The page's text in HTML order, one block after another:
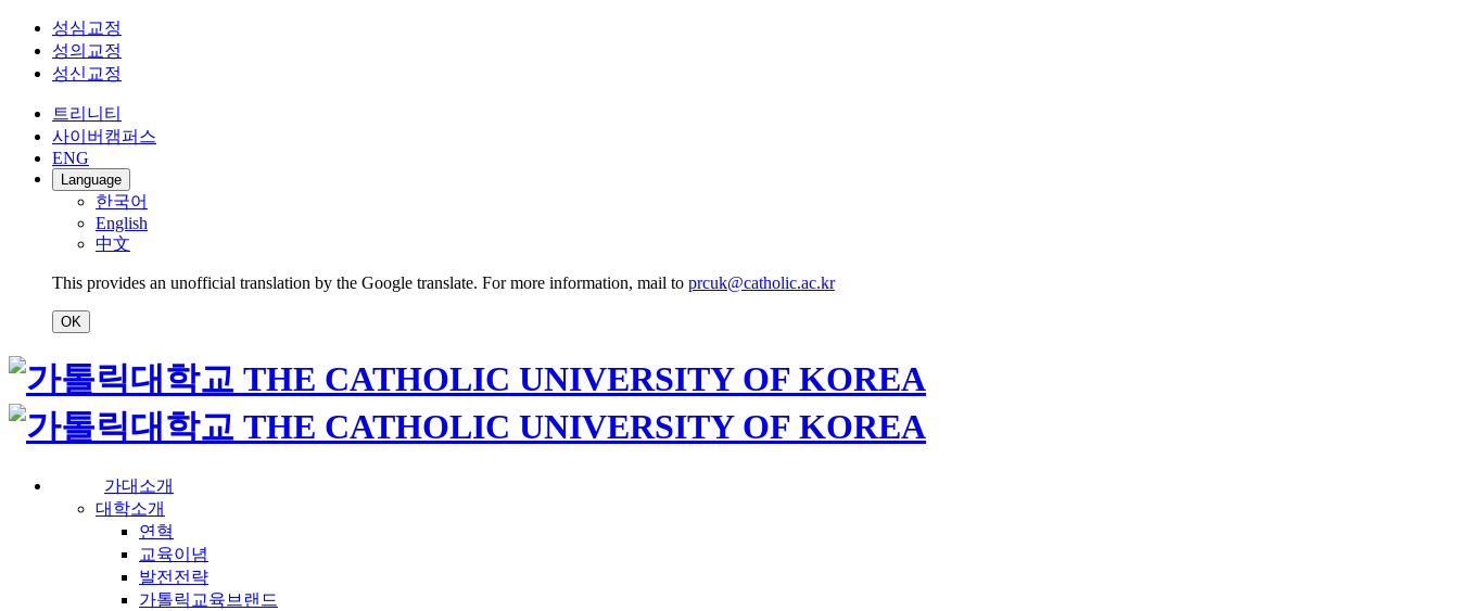
성심교정
성의교정
성신교정
트리니티
사이버캠퍼스
ENG
Language
한국어
English
中文
This provides an unofficial translation by the Google translate. For more information, mail to prcuk@catholic.ac.kr
OK
가대소개
대학소개
연혁
교육이념
발전전략
가톨릭교육브랜드